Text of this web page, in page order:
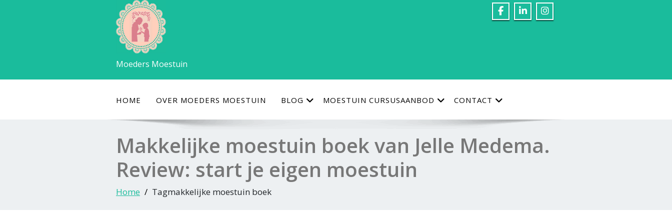
Moeders Moestuin
HOME OVER MOEDERS MOESTUIN BLOG MOESTUIN CURSUSAANBOD CONTACT
Makkelijke moestuin boek van Jelle Medema.
Review: start je eigen moestuin
Home Tagmakkelijke moestuin boek